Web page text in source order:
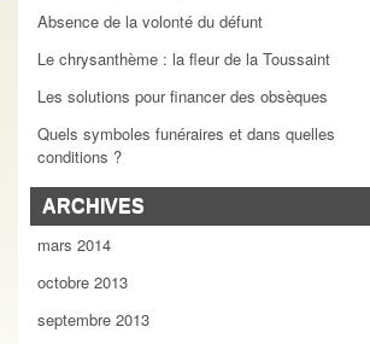
Absence de la volonté du défunt
Le chrysanthème : la fleur de la Toussaint
Les solutions pour financer des obsèques
Quels symboles funéraires et dans quelles
conditions ?
ARCHIVES
mars 2014
octobre 2013
septembre 2013